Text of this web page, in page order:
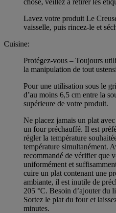
Lavez votre produit Le
vaisselle, puis rincez-le et
Cuisine:
Protégez-vous – Toujours
la manipulation de tout
Pour une utilisation sous le
d’au moins 6,5 cm entre la
supérieure de votre produit.
Ne placez jamais un plat
un four préchauffé. Il est
régler la température
température simultanément.
recommandé de vérifier que
uniformément et
cuire un plat contenant une
ambiante, il est inutile de
205 °C. Besoin d’ajouter du
Sortez le plat du four et
minutes.